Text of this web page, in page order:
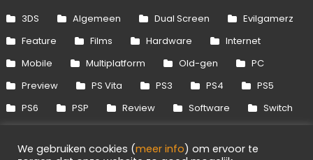
3DS Algemeen Dual Screen
Evilgamerz
Feature
Films Hardware
Internet
Mobile
Multiplatform Old-gen
PC
Preview
PS Vita PS3 PS4
PS5
PS6
PSP Review Software
Switch
Xbox 360
Xbox One Xbox Series
We gebruiken cookies (meer info) om ervoor te